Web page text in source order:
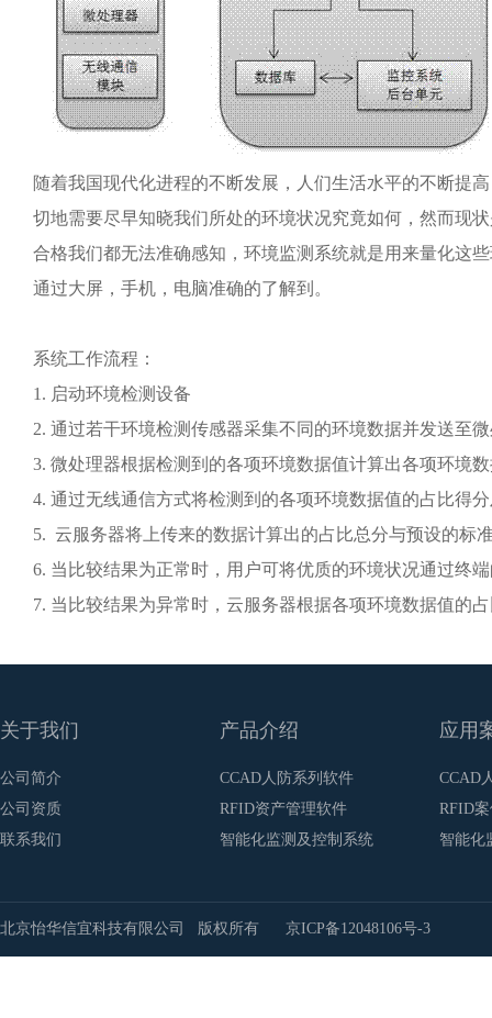
随着我国现代化进程的不断发展，人们生活水平的不断提
切地需要尽早知晓我们所处的环境状况究竟如何，然而现
合格我们都无法准确感知，环境监测系统就是用来量化这
通过大屏，手机，电脑准确的了解到。
系统工作流程：
1. 启动环境检测设备
2. 通过若干环境检测传感器采集不同的环境数据并发送至
3. 微处理器根据检测到的各项环境数据值计算出各项环境
4. 通过无线通信方式将检测到的各项环境数据值的占比得
5. 云服务器将 上传来的数据计算出的占比总分与预设的标
6. 当比较结果为正常时，用户可将优质的环境状况通过终
7. 当比较结果为异常时，云服务器根据各项环境数据值的
关于我们 产品介绍 应用
公司简介
公司资质
联系我们
CCAD人防系列软件
RFID资产管理软件
智能化监测及控制系统
CCAD
RFID
智能化
北京怡华信宜科技有限公司 版权所有 京ICP备12048106号-3